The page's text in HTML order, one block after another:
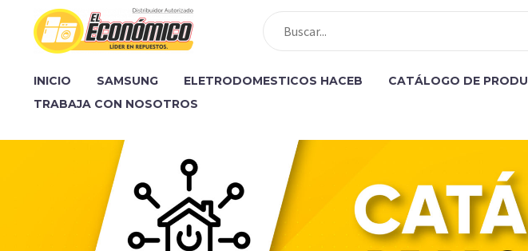
INICIO SAMSUNG ELETRODOMESTICOS HACEB CATÁLOGO DE
TRABAJA CON NOSOTROS